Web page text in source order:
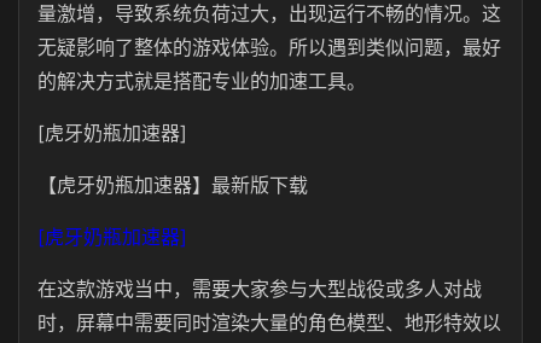
量激增，导致系统负荷过大，出现运行不畅的情况。这
无疑影响了整体的游戏体验。所以遇到类似问题，最好
的解决方式就是搭配专业的加速工具。
[虎牙奶瓶加速器]
【虎牙奶瓶加速器】最新版下载
[虎牙奶瓶加速器]
在这款游戏当中，需要大家参与大型战役或多人对战
时，屏幕中需要同时渲染大量的角色模型、地形特效以